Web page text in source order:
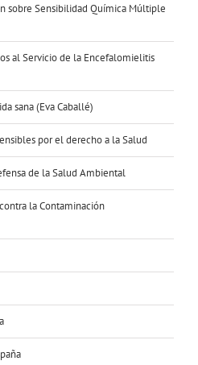
sobre Sensibilidad Química Múltiple
al Servicio de la Encefalomielitis
sana (Eva Caballé)
por el derecho a la Salud
de la Salud Ambiental
la Contaminación